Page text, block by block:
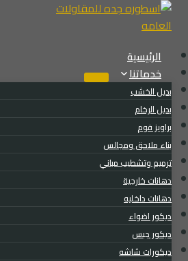
التجاوز
الرئيسية
خدماتنا
بديل الخشب
بديل الرخام
براويز فوم
بناء ملاحق ومجالس
ترميم وتشطيب مباني
دهانات خارجية
دهانات داخليه
ديكور اضواء
ديكور جبس
ديكورات شاشه